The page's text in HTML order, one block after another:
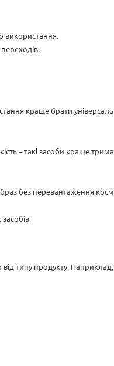
використання.
краще брати
– такі засоби краще
без перевантаження
типу продукту.